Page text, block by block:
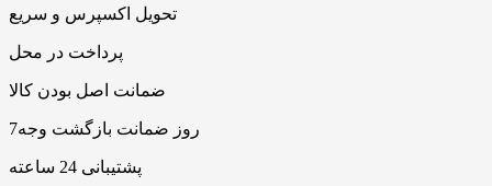
تحویل اکسپرس و سریع
پرداخت در محل
ضمانت اصل بودن کالا
7روز ضمانت بازگشت وجه
پشتیبانی 24 ساعته